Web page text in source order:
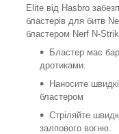
Elite від Hasbro
бластерів для битв
бластером Nerf N-
Бластер має
дротиками.
Наносите
бластером
Стріляйте
залпового вогню.